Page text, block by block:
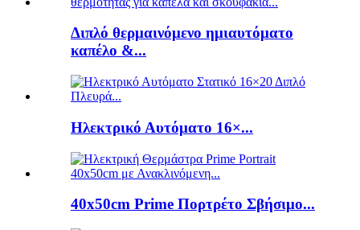
Διπλό θερμαινόμενο ημιαυτόματο
καπέλο &...
Ηλεκτρικό Αυτόματο 16×...
40x50cm Prime Πορτρέτο Σβήσιμο...